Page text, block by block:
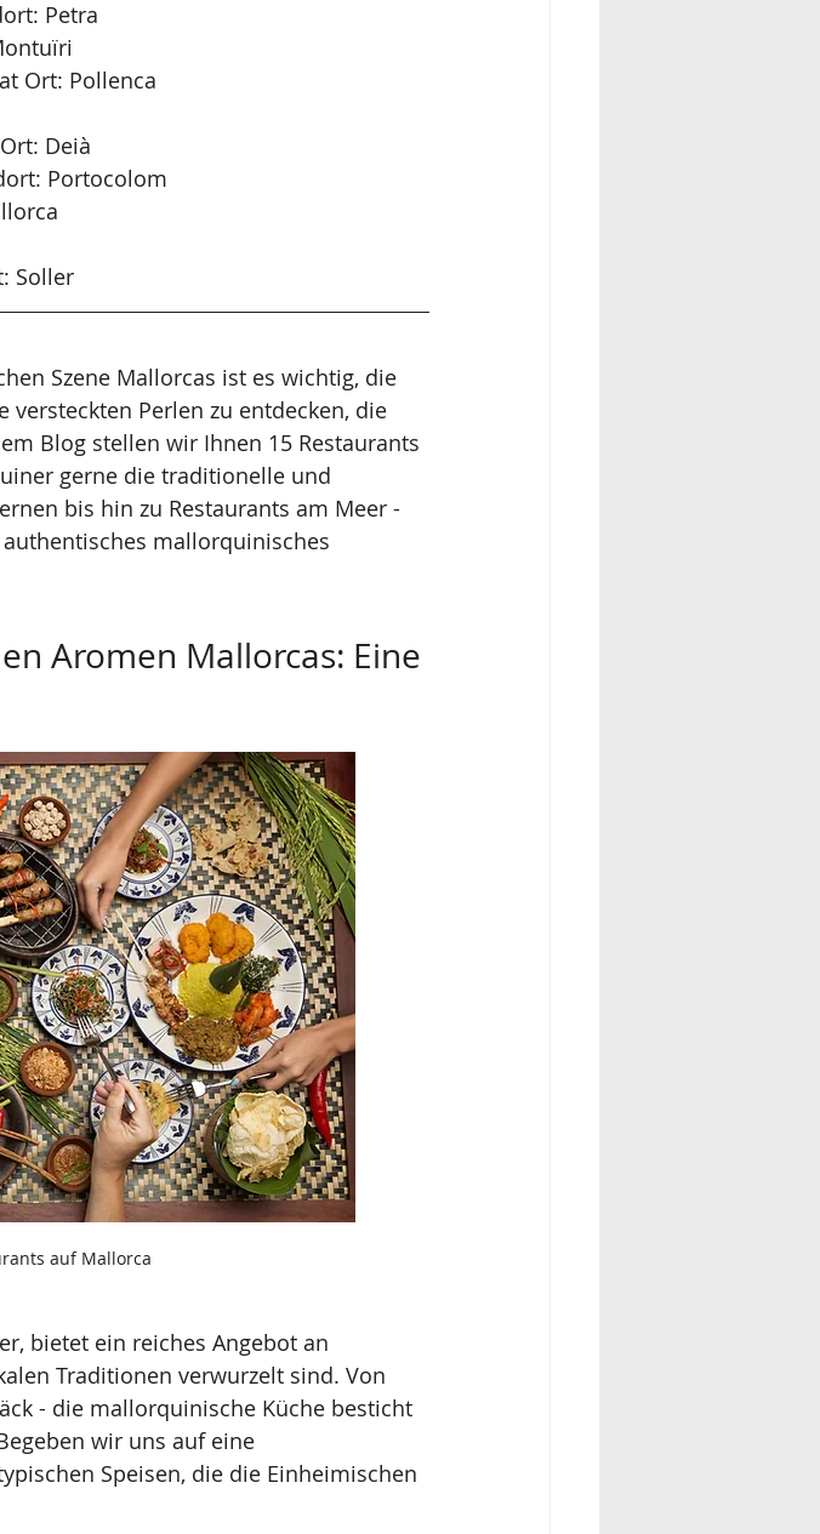
Petra
Ort: Pollenca
Deià
Portocolom
Soller
Szene Mallorcas ist es wichtig, die
versteckten Perlen zu entdecken, die
Blog stellen wir Ihnen 15 Restaurants
gerne die traditionelle und
bis hin zu Restaurants am Meer -
mallorquinisches
Aromen Mallorcas: Eine
auf Mallorca
bietet ein reiches Angebot an
Traditionen verwurzelt sind. Von
- die mallorquinische Küche besticht
wir uns auf eine
Speisen, die die Einheimischen